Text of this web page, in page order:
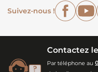
Suivez-nous !
Contactez
Par téléphone au